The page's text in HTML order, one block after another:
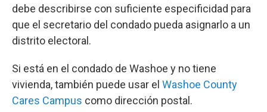
debe describirse con suficiente especificidad para
que el secretario del condado pueda asignarlo a un
distrito electoral.
Si está en el condado de Washoe y no tiene
vivienda, también puede usar el Washoe County
Cares Campus como dirección postal.